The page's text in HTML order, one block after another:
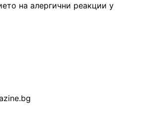
на алергични реакции у